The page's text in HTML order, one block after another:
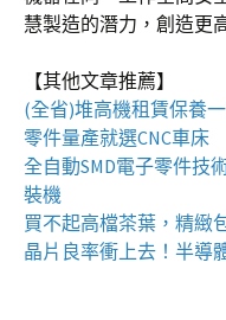
慧製造的潛力，創造更
【其他文章推薦】
(全省)堆高機租賃保養
零件量產就選CNC車床
全自動SMD電子零件技
裝機
買不起高檔茶葉，精緻
晶片良率衝上去！ 半導